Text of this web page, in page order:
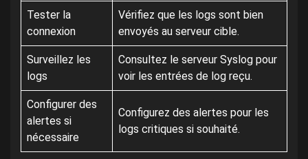
Tester la
connexion
Vérifiez que les logs sont bien
envoyés au serveur cible.
Surveillez les
logs
Consultez le serveur Syslog pour
voir les entrées de log reçu.
Configurer des
alertes si
nécessaire
Configurez des alertes pour les
logs critiques si souhaité.